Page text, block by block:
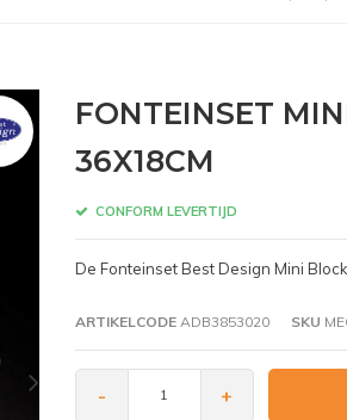
FONTEINSET
36X18CM
CONFORM LEVERTIJD
De Fonteinset Best Design Mini
ARTIKELCODEADB3853020 SKU
- +